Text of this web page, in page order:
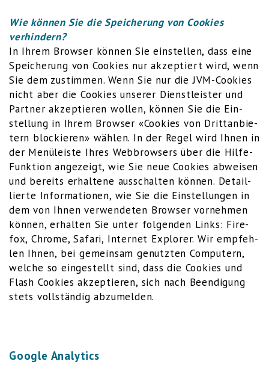
Wie kön­nen Sie die Spei­che­rung von Coo­kies
verhindern?
In Ihrem Brow­ser kön­nen Sie ein­stel­len, dass eine
Spei­che­rung von Coo­kies nur akzep­tiert wird, wenn
Sie dem zustim­men. Wenn Sie nur die JVM-Coo­kies
nicht aber die Coo­kies unse­rer Dienst­leis­ter und
Part­ner akzep­tie­ren wol­len, kön­nen Sie die Ein­
stel­lung in Ihrem Brow­ser «Coo­kies von Dritt­an­bie­
tern blo­ckie­ren» wäh­len. In der Regel wird Ihnen in
der Menü­leis­te Ihres Web­brow­sers über die Hil­fe-
Funk­ti­on ange­zeigt, wie Sie neue Coo­kies abwei­sen
und bereits erhal­te­ne aus­schal­ten kön­nen. Detail­
lier­te Infor­ma­tio­nen, wie Sie die Ein­stel­lun­gen in
dem von Ihnen ver­wen­de­ten Brow­ser vor­neh­men
kön­nen, erhal­ten Sie unter fol­gen­den Links: Fire­
fox,Chro­me,Safa­ri, Inter­net Explo­rer. Wir emp­feh­
len Ihnen, bei gemein­sam genutz­ten Com­pu­tern,
wel­che so ein­ge­stellt sind, dass die Coo­kies und
Flash Coo­kies akzep­tie­ren, sich nach Been­di­gung
stets voll­stän­dig abzumelden.
Google Analytics